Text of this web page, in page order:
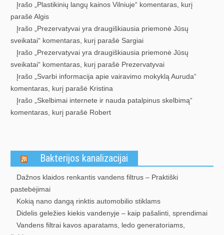
Įrašo „Plastikinių langų kainos Vilniuje“ komentaras, kurį
parašė Algis
Įrašo „Prezervatyvai yra draugiškiausia priemonė Jūsų
sveikatai“ komentaras, kurį parašė Sargiai
Įrašo „Prezervatyvai yra draugiškiausia priemonė Jūsų
sveikatai“ komentaras, kurį parašė Prezervatyvai
Įrašo „Svarbi informacija apie vairavimo mokyklą Auruda“
komentaras, kurį parašė Kristina
Įrašo „Skelbimai internete ir nauda patalpinus skelbimą“
komentaras, kurį parašė Robert
Bakterijos kanalizacijai
Dažnos klaidos renkantis vandens filtrus – Praktiški
pastebėjimai
Kokią nano dangą rinktis automobilio stiklams
Didelis geležies kiekis vandenyje – kaip pašalinti, sprendimai
Vandens filtrai kavos aparatams, ledo generatoriams,